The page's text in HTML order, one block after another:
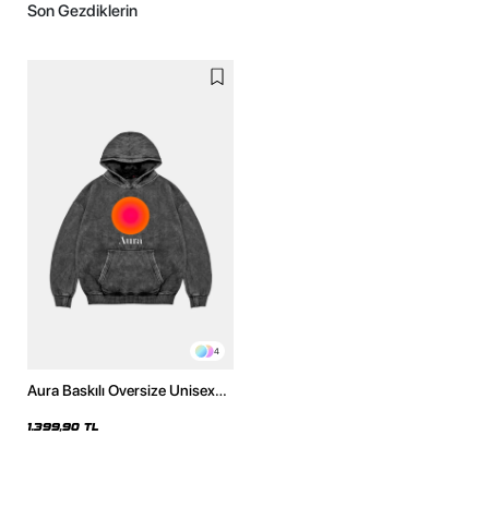
Son Gezdiklerin
4
Aura Baskılı Oversize Unisex
1.399,90 TL